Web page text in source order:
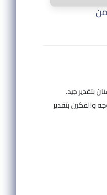
بتقدير جيد.
والفكين بتقدير